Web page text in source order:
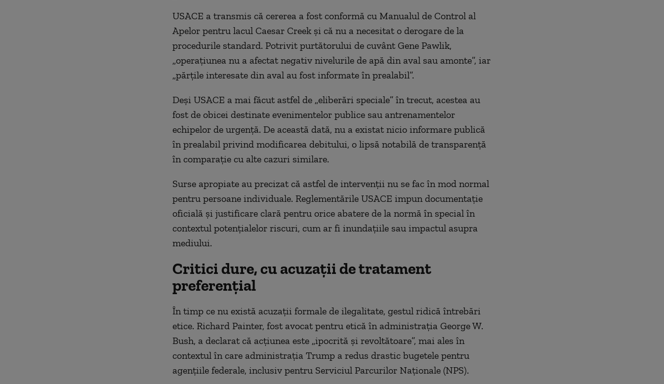
USACE a transmis că cererea a fost conformă cu Manualul de Control al
Apelor pentru lacul Caesar Creek și că nu a necesitat o derogare de la
procedurile standard. Potrivit purtătorului de cuvânt Gene Pawlik,
„operațiunea nu a afectat negativ nivelurile de apă din aval sau amonte”, iar
„părțile interesate din aval au fost informate în prealabil”.
Deși USACE a mai făcut astfel de „eliberări speciale” în trecut, acestea au
fost de obicei destinate evenimentelor publice sau antrenamentelor
echipelor de urgență. De această dată, nu a existat nicio informare publică
în prealabil privind modificarea debitului, o lipsă notabilă de transparență
în comparație cu alte cazuri similare.
Surse apropiate au precizat că astfel de intervenții nu se fac în mod normal
pentru persoane individuale. Reglementările USACE impun documentație
oficială și justificare clară pentru orice abatere de la normă în special în
contextul potențialelor riscuri, cum ar fi inundațiile sau impactul asupra
mediului.
Critici dure, cu acuzații de tratament
preferențial
În timp ce nu există acuzații formale de ilegalitate, gestul ridică întrebări
etice. Richard Painter, fost avocat pentru etică în administrația George W.
Bush, a declarat că acțiunea este „ipocrită și revoltătoare”, mai ales în
contextul în care administrația Trump a redus drastic bugetele pentru
agențiile federale, inclusiv pentru Serviciul Parcurilor Naționale (NPS).